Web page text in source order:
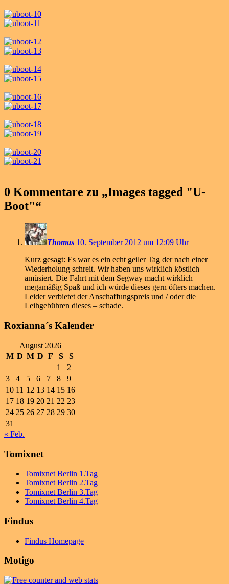
0 Kommentare zu „Images tagged "U-
Boot"“
Thomas 10. September 2012 um 12:09 Uhr
Kurz gesagt: Es war es ein echt geiler Tag der nach einer
Wiederholung schreit. Wir haben uns wirklich köstlich
amüsiert. Die Fahrt mit dem Segway macht wirklich
megamäßig Spaß und ich würde dieses gern öfters machen.
Leider verbietet der Anschaffungspreis und / oder die
Leihgebühren dieses – schade.
Roxianna´s Kalender
August 2026
M D M D F S
S
1
2
3
4 5 6 7 8
9
10 11 12 13 14 15 16
17 18 19 20 21 22 23
24 25 26 27 28 29 30
31
« Feb.
Tomixnet
Tomixnet Berlin 1.Tag
Tomixnet Berlin 2.Tag
Tomixnet Berlin 3.Tag
Tomixnet Berlin 4.Tag
Findus
Findus Homepage
Motigo